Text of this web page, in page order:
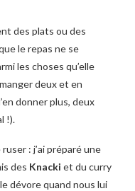
des plats ou des
le repas ne se
les choses qu’elle
deux et en
donner plus, deux
!).
: j’ai préparé une
des Knacki et du curry
dévore quand nous lui